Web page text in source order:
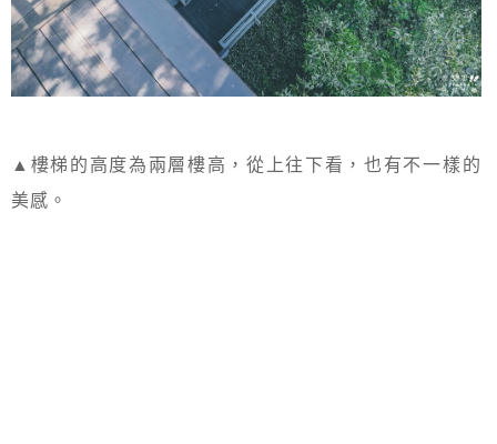
▲樓梯的高度為兩層樓高，從上往下看，也有不一樣的
美感。